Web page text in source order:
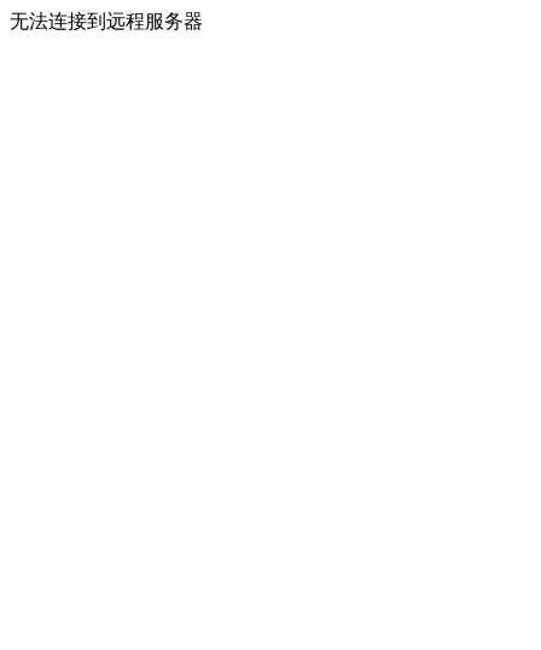
无法连接到远程服务器